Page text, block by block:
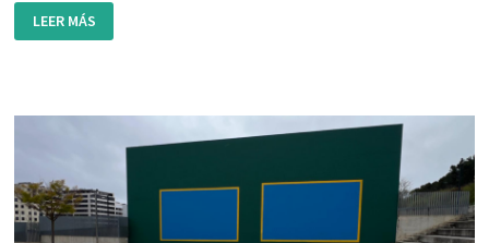
ACTIVIDADES
ABRIL-
JUNIO
LA
LEER MÁS